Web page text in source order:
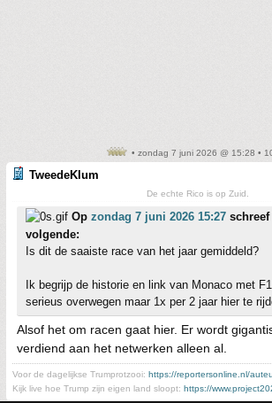
• zondag 7 juni 2026 @ 15:28 •
TweedeKlum
De echte Rico is op Zuid.
Op zondag 7 juni 2026 15:27 schreef
volgende:
Is dit de saaiste race van het jaar gemiddeld?
Ik begrijp de historie en link van Monaco met
serieus overwegen maar 1x per 2 jaar hier te
Alsof het om racen gaat hier. Er wordt
verdiend aan het netwerken alleen al.
Voor de dagelijkse Trumprotzooi: https://reportersonline.nl/
Kijk live hoe Trump zijn eigen land sloopt: https://